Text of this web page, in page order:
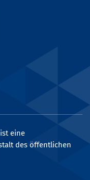
eine
des öffentlichen